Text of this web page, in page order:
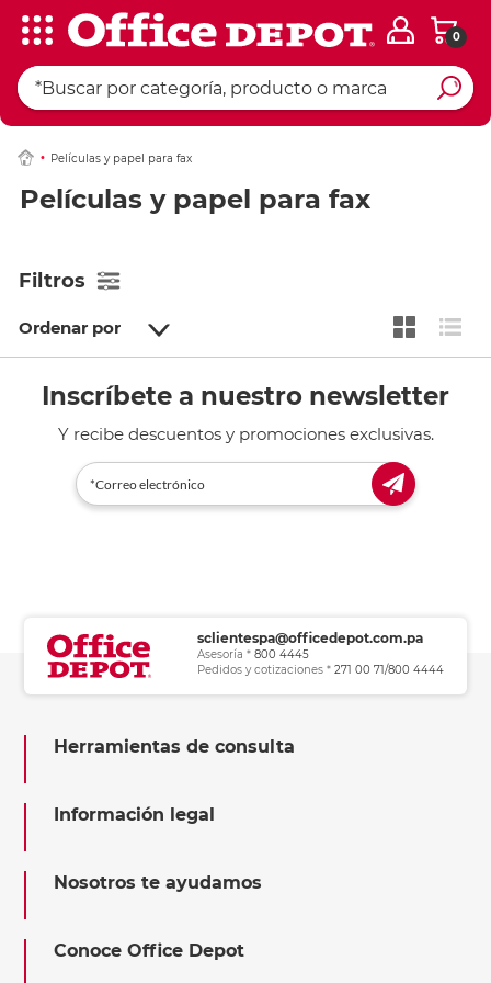
0
Películas y papel para fax
Películas y papel para fax
Filtros
Ordenar por
Inscríbete a nuestro newsletter
Y recibe descuentos y promociones exclusivas.
sclientespa@officedepot.com.pa
Asesoría * 800 4445
Pedidos y cotizaciones * 271 00 71/800 4444
Herramientas de consulta
Información legal
Nosotros te ayudamos
Conoce Office Depot